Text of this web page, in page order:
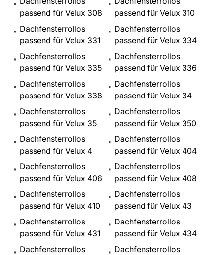
passend für Velux 308
passend für Velux 310
Dachfensterrollos
passend für Velux 331
Dachfensterrollos
passend für Velux 334
Dachfensterrollos
passend für Velux 335
Dachfensterrollos
passend für Velux 336
Dachfensterrollos
passend für Velux 338
Dachfensterrollos
passend für Velux 34
Dachfensterrollos
passend für Velux 35
Dachfensterrollos
passend für Velux 350
Dachfensterrollos
passend für Velux 4
Dachfensterrollos
passend für Velux 404
Dachfensterrollos
passend für Velux 406
Dachfensterrollos
passend für Velux 408
Dachfensterrollos
passend für Velux 410
Dachfensterrollos
passend für Velux 43
Dachfensterrollos
passend für Velux 431
Dachfensterrollos
passend für Velux 434
Dachfensterrollos
Dachfensterrollos